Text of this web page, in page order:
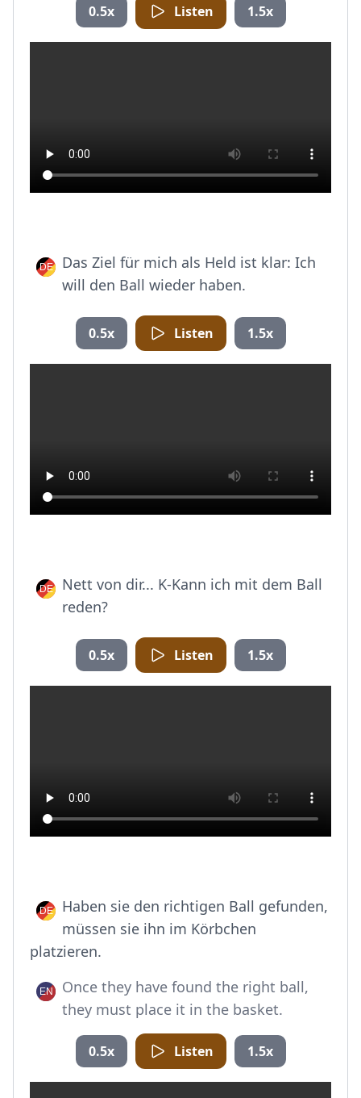
0.5x Listen 1.5x
Das Ziel für mich als Held ist klar: Ich
will den Ball wieder haben.
0.5x Listen 1.5x
Nett von dir... K-Kann ich mit dem Ball
reden?
0.5x Listen 1.5x
Haben sie den richtigen Ball gefunden,
müssen sie ihn im Körbchen
platzieren.
Once they have found the right ball,
they must place it in the basket.
0.5x Listen 1.5x